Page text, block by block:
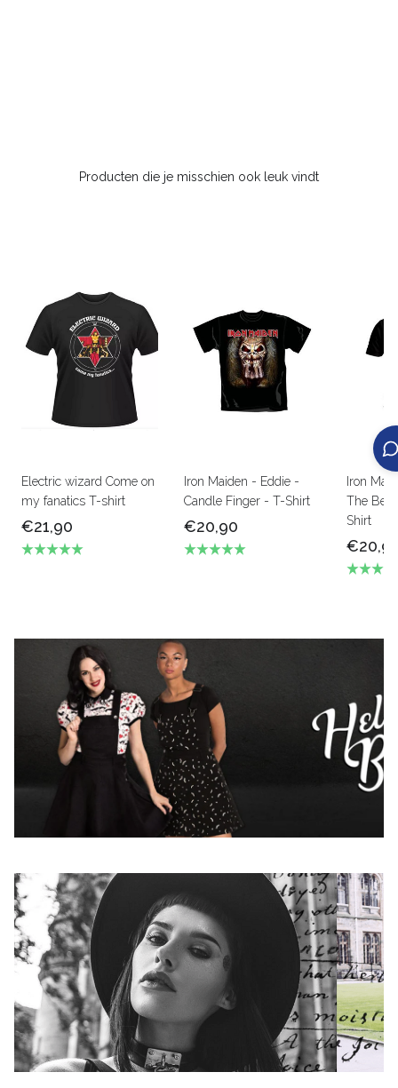
Producten die je misschien ook leuk vindt
Electric wizard Come on
my fanatics T-shirt
€21,90
Iron Maiden - Eddie -
Candle Finger - T-Shirt
€20,90
Iron
The
Shirt